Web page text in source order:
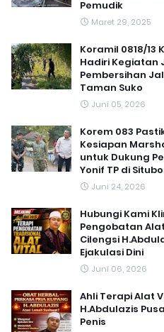
Pemudik
Maret 29, 2025
Koramil 0818/13
Hadiri Kegiatan
Pembersihan
Taman Suko
Juni 05, 2026
Korem 083
Kesiapan
untuk Dukung
Yonif TP di
Juni 24, 2026
Hubungi Kami
Pengobatan
Cilengsi
Ejakulasi Dini
Juni 06, 2026
Ahli Terapi Alat
H.Abdulazis
Penis